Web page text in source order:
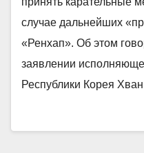
случае дальнейших
«Ренхап». Об этом
заявлении
Республики Корея